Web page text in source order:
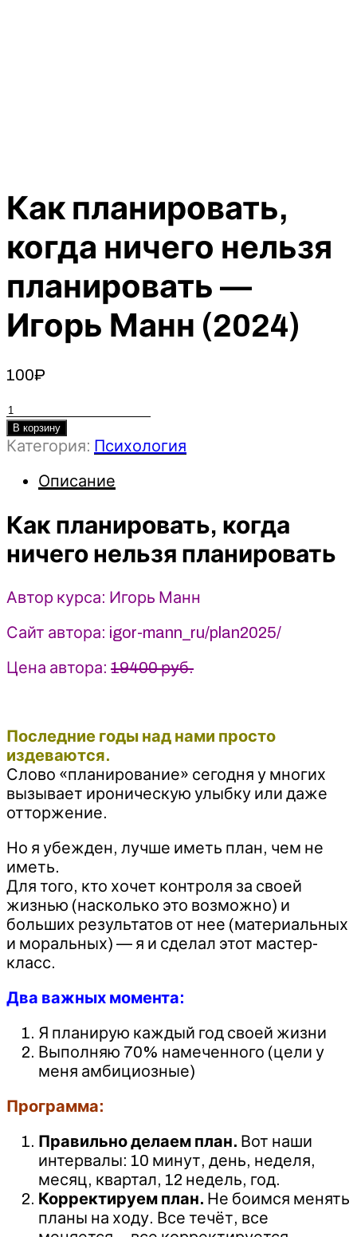
Как планировать,
когда ничего нельзя
планировать —
Игорь Манн (2024)
100₽
Количество
товара
Как
когда
нельзя
-
Манн
В корзину
Категория: Психология
Описание
Как планировать, когда
ничего нельзя планировать
Автор курса: Игорь Манн
Сайт автора: igor-mann_ru/plan2025/
Цена автора: 19400 руб.
Последние годы над нами просто
издеваются.
Слово «планирование» сегодня у многих
вызывает ироническую улыбку или даже
отторжение.
Но я убежден, лучше иметь план, чем не
иметь.
Для того, кто хочет контроля за своей
жизнью (насколько это возможно) и
больших результатов от нее (материальных
и моральных) — я и сделал этот мастер-
класс.
Два важных момента:
Я планирую каждый год своей жизни
Выполняю 70% намеченного (цели у
меня амбициозные)
Программа:
Правильно делаем план. Вот наши
интервалы: 10 минут, день, неделя,
месяц, квартал, 12 недель, год.
Корректируем план. Не боимся менять
планы на ходу. Все течёт, все